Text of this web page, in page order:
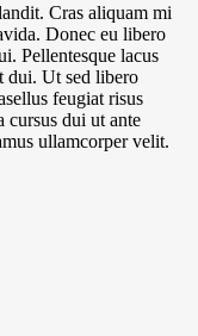
Cras aliquam mi
Donec eu libero
Pellentesque lacus
dui. Ut sed libero
feugiat risus
cursus dui ut ante
ullamcorper velit.